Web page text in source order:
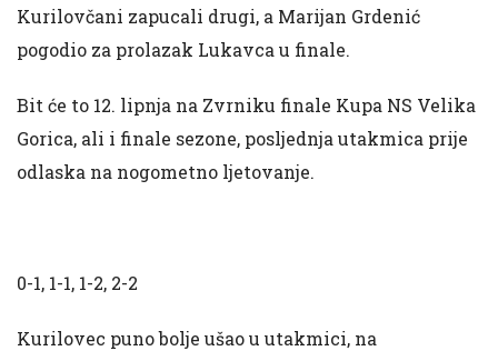
Kurilovčani zapucali drugi, a Marijan Grdenić
pogodio za prolazak Lukavca u finale.
Bit će to 12. lipnja na Zvrniku finale Kupa NS Velika
Gorica, ali i finale sezone, posljednja utakmica prije
odlaska na nogometno ljetovanje.
0-1, 1-1, 1-2, 2-2
Kurilovec puno bolje ušao u utakmici, na